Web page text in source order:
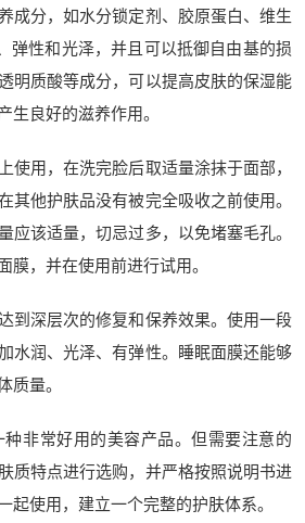
成分，如水分锁定剂、胶原蛋白、维生
弹性和光泽，并且可以抵御自由基的损
明质酸等成分，可以提高皮肤的保湿能
良好的滋养作用。
用，在洗完脸后取适量涂抹于面部，
他护肤品没有被完全吸收之前使用。
该适量，切忌过多，以免堵塞毛孔。
，并在使用前进行试用。
到深层次的修复和保养效果。使用一段
水润、光泽、有弹性。睡眠面膜还能够
量。
非常好用的美容产品。但需要注意的
质特点进行选购，并严格按照说明书进
使用，建立一个完整的护肤体系。